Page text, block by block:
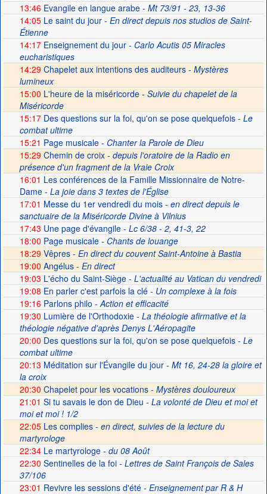
13:46Evangile en langue arabe- Mt 73/91 - 23, 13-36
14:05Le saint du jour- En direct depuis nos studios de Saint-
Étienne
14:17Enseignement du jour- Carlo Acutis 05 Miracles
eucharistiques
14:29 Chapelet aux intentions des auditeurs - Mystères
lumineux
15:00 L'heure de la miséricorde - Suivie du chapelet de la
Miséricorde
15:17Des questions sur la foi, qu'on se pose quelquefois- Le
combat ultime
15:21 Page musicale- Chanter la Parole de Dieu
15:29 Chemin de croix - depuis l'oratoire de la Radio en
présence d'un fragment de la Vraie Croix
16:01 Les conférences de la Famille Missionnaire de Notre-
Dame- La joie dans 3 textes de l'Église
17:01 Messe du 1er vendredi du mois- en direct depuis le
sanctuaire de la Miséricorde Divine à Vilnius
17:43 Une page d'évangile- Lc 6/38 - 2, 41-3, 22
18:00 Page musicale- Chants de louange
18:29 Vêpres - En direct du couvent Saint-Antoine à Bastia
19:00 Angélus - En direct
19:03 L'écho du Saint-Siège- L'actualité au Vatican du vendredi
19:08 En parler c'est parfois la clé- Un complexe à la fois
19:16Parlons philo - Action et efficacité
19:30 Lumière de l'Orthodoxie- La théologie afirmative et la
théologie négative d'après Denys L'Aéropagite
20:00 Des questions sur la foi, qu'on se pose quelquefois- Le
combat ultime
20:13 Méditation sur l'Évangile du jour- Mt 16, 24-28 la gloire et
la croix
20:30 Chapelet pour les vocations - Mystères douloureux
21:01 Si tu savais le don de Dieu - La volonté de Dieu et moi et
moi et moi ! 1/2
22:05Les complies - en direct, suivies de la lecture du
martyrologe
22:34Le martyrologe- du 08 Août
22:30 Sentinelles de la foi- Lettres de Saint François de Sales
37/106
23:01 Revivre les sessions d'été- Enseignement par R & H